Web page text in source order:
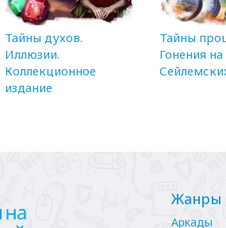
Тайны духов.
Иллюзии.
Коллекционное
издание
Тайны
Гонения на
Жанры
Аркады